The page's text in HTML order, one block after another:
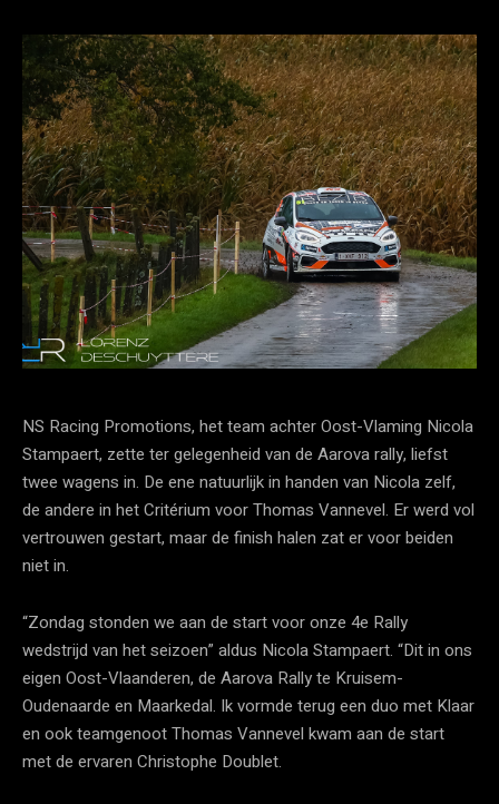
NS Racing Promotions, het team achter Oost-Vlaming Nicola
Stampaert, zette ter gelegenheid van de Aarova rally, liefst
twee wagens in. De ene natuurlijk in handen van Nicola zelf,
de andere in het Critérium voor Thomas Vannevel. Er werd vol
vertrouwen gestart, maar de finish halen zat er voor beiden
niet in.
“Zondag stonden we aan de start voor onze 4e Rally
wedstrijd van het seizoen” aldus Nicola Stampaert. “Dit in ons
eigen Oost-Vlaanderen, de Aarova Rally te Kruisem-
Oudenaarde en Maarkedal. Ik vormde terug een duo met Klaar
en ook teamgenoot Thomas Vannevel kwam aan de start
met de ervaren Christophe Doublet.